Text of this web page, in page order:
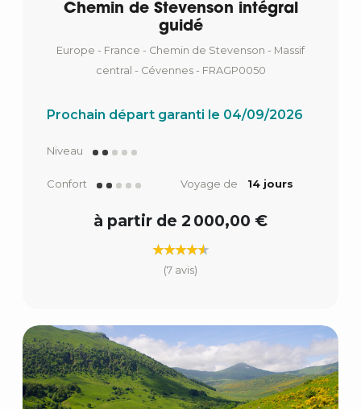
Chemin de Stevenson intégral
guidé
Europe - France - Chemin de Stevenson - Massif
central - Cévennes - FRAGP0050
Prochain départ garanti le 04/09/2026
Niveau
Confort Voyage de 14 jours
à partir de 2 000,00 €
(7 avis)